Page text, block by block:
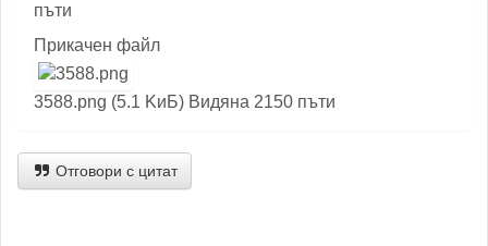
пъти
Прикачен файл
3588.png (5.1 KиБ) Видяна 2150 пъти
Отговори с цитат